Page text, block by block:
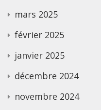
mars 2025
février 2025
janvier 2025
décembre 2024
novembre 2024